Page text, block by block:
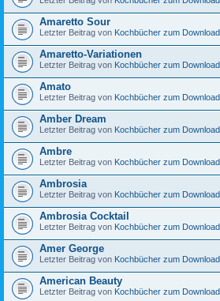
Amaretto Sour
Letzter Beitrag von Kochbücher zum Download
Amaretto-Variationen
Letzter Beitrag von Kochbücher zum Download
Amato
Letzter Beitrag von Kochbücher zum Download
Amber Dream
Letzter Beitrag von Kochbücher zum Download
Ambre
Letzter Beitrag von Kochbücher zum Download
Ambrosia
Letzter Beitrag von Kochbücher zum Download
Ambrosia Cocktail
Letzter Beitrag von Kochbücher zum Download
Amer George
Letzter Beitrag von Kochbücher zum Download
American Beauty
Letzter Beitrag von Kochbücher zum Download